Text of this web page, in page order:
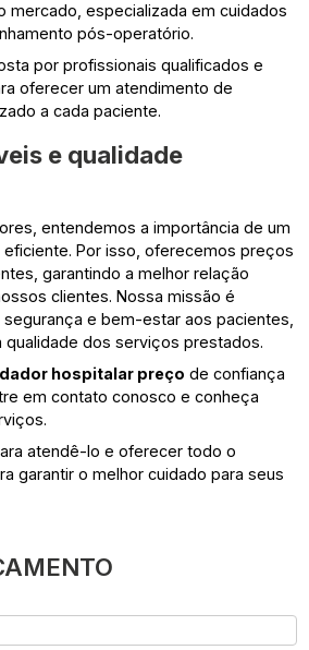
mercado, especializada em cuidados
pós-operatório.
por profissionais qualificados e
oferecer um atendimento de
a cada paciente.
e qualidade
entendemos a importância de um
eficiente. Por isso, oferecemos preços
garantindo a melhor relação
clientes. Nossa missão é
e bem-estar aos pacientes,
dos serviços prestados.
hospitalar preço de confiança
em contato conosco e conheça
atendê-lo e oferecer todo o
garantir o melhor cuidado para seus